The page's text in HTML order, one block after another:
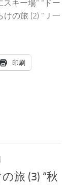
キー場” “ドー
けの旅 (2) “Ｊ一
印刷
旅 (3) “秋